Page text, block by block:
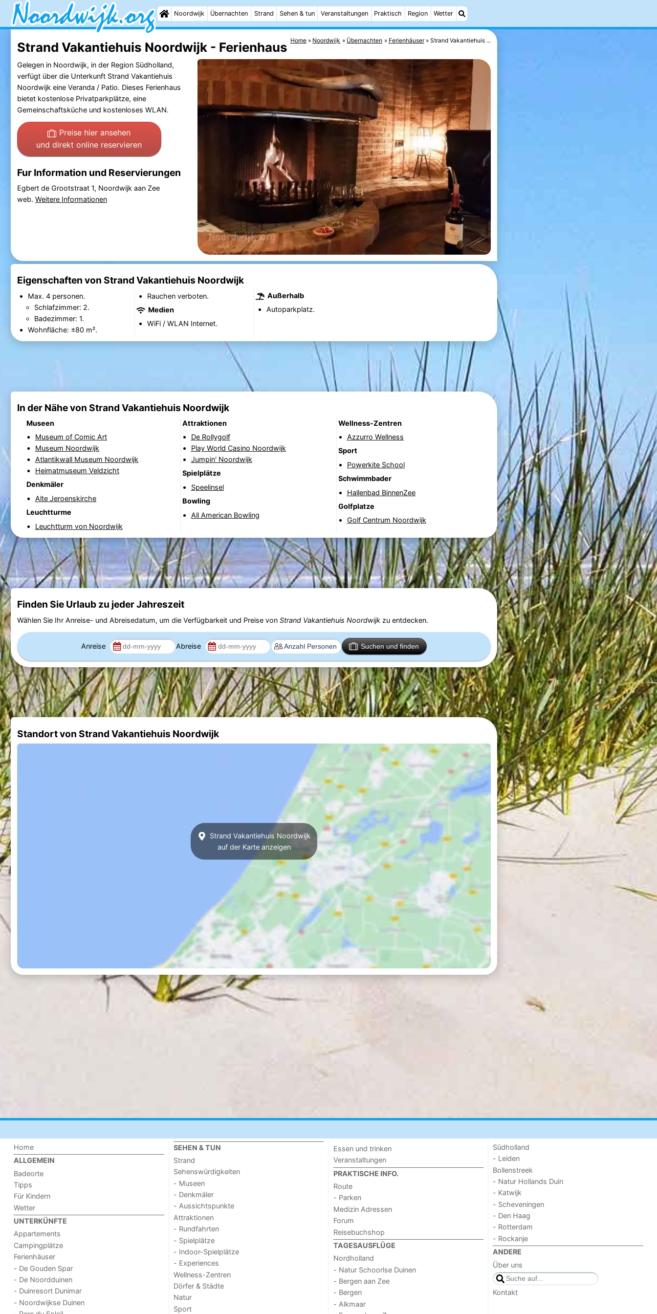
Noordwijk Übernachten Strand Sehen & tun Veranstaltungen Praktisch Region Wetter
Home Noordwijk Übernachten Ferienhäuser Strand Vakantiehuis ...
Strand Vakantiehuis Noordwijk - Ferienhaus
Gelegen in Noordwijk, in der Region Südholland,
verfügt über die Unterkunft Strand Vakantiehuis
Noordwijk eine Veranda / Patio. Dieses Ferienhaus
bietet kostenlose Privatparkplätze, eine
Gemeinschaftsküche und kostenloses WLAN.
Preise hier ansehen
und direkt online reservieren
Fur Information und Reservierungen
Egbert de Grootstraat 1, Noordwijk aan Zee
web. Weitere Informationen
Eigenschaften von Strand Vakantiehuis Noordwijk
Max. 4 personen.
Schlafzimmer: 2.
Badezimmer: 1.
Wohnfläche: ±80 m².
Rauchen verboten.
Medien
WiFi / WLAN Internet.
Außerhalb
Autoparkplatz.
In der Nähe von Strand Vakantiehuis Noordwijk
Museen
Museum of Comic Art
Museum Noordwijk
Atlantikwall Museum Noordwijk
Heimatmuseum Veldzicht
Denkmäler
Alte Jeroenskirche
Leuchtturme
Leuchtturm von Noordwijk
Attraktionen
De Rollygolf
Play World Casino Noordwijk
Jumpin' Noordwijk
Spielplätze
Speelinsel
Bowling
All American Bowling
Wellness-Zentren
Azzurro Wellness
Sport
Powerkite School
Schwimmbader
Hallenbad BinnenZee
Golfplatze
Golf Centrum Noordwijk
Finden Sie Urlaub zu jeder Jahreszeit
Wählen Sie Ihr Anreise- und Abreisedatum, um die Verfügbarkeit und Preise von Strand Vakantiehuis Noordwijkzu entdecken.
Anreise Abreise Suchen und finden
Standort von Strand Vakantiehuis Noordwijk
Strand Vakantiehuis Noordwijk
auf der Karte anzeigen
Home
ALLGEMEIN
Badeorte
Tipps
Für Kindern
Wetter
UNTERKÜNFTE
Appartements
Campingplätze
Ferienhäuser
- De Gouden Spar
- De Noordduinen
- Duinresort Dunimar
- Noordwijkse Duinen
SEHEN & TUN
Strand
Sehenswürdigkeiten
- Museen
- Denkmäler
- Aussichtspunkte
Attraktionen
- Rundfahrten
- Spielplätze
- Indoor-Spielplätze
- Experiences
Wellness-Zentren
Dörfer & Städte
Natur
Sport
Essen und trinken
Veranstaltungen
PRAKTISCHE INFO.
Route
- Parken
Medizin Adressen
Forum
Reisebuchshop
TAGESAUSFLÜGE
Nordholland
- Natur Schoorlse Duinen
- Bergen aan Zee
- Bergen
- Alkmaar
Südholland
- Leiden
Bollenstreek
- Natur Hollands Duin
- Katwijk
- Scheveningen
- Den Haag
- Rotterdam
- Rockanje
ANDERE
Über uns
Kontakt